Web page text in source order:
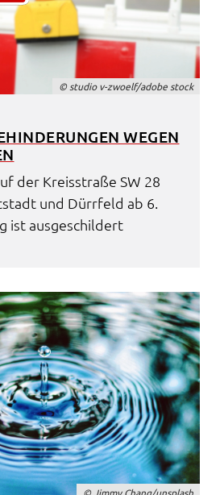
© studio v-zwoelf/adobe stock
WEGEN
der Kreis­stra­ße SW 28
und Dürr­feld ab 6.
ist ausge­schil­dert
© Jimmy Chang/unsplash